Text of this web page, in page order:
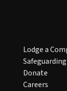
Lodge a
Safeguarding
Donate
Careers